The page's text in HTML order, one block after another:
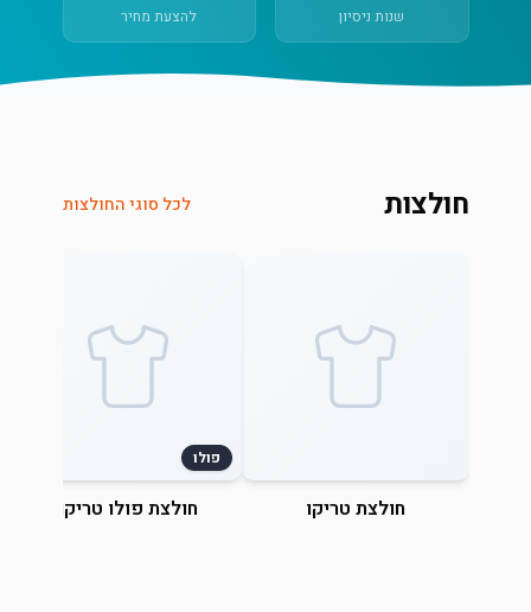
שנות ניסיון להצעת מחיר
חולצות לכל סוגי החולצות
חולצת טריקו
פולו
חולצת פולו טריקו